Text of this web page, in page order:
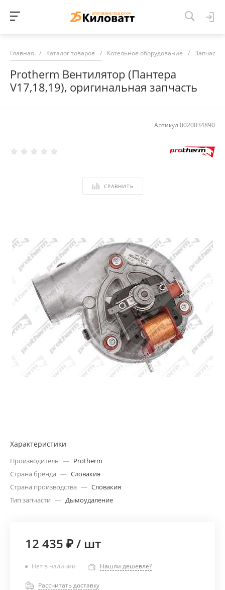
Главная / Каталог товаров / Котельное оборудование / Запчасти
Protherm Вентилятор (Пантера
V17,18,19), оригинальная запчасть
Артикул 0020034890
СРАВНИТЬ
Характеристики
Производитель — Protherm
Страна бренда — Словакия
Страна производства — Словакия
Тип запчасти — Дымоудаление
12 435 ₽/ шт
Нет в наличии Нашли дешевле?
Рассчитать доставку